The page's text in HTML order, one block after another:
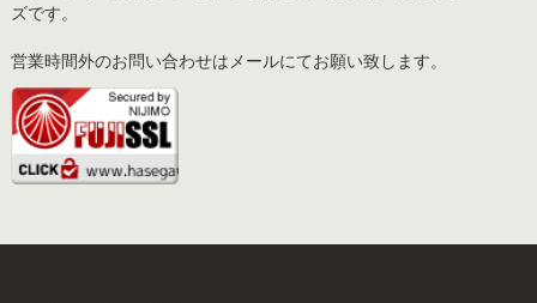
ズです。
営業時間外のお問い合わせはメールにてお願い致します。